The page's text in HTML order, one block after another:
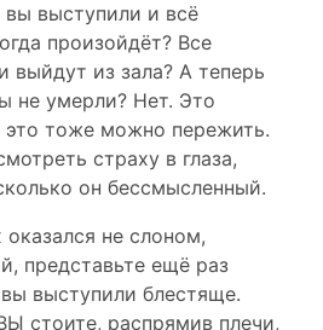
вы выступили и всё
произойдёт? Все
выйдут из зала? А теперь
не умерли? Нет. Это
это тоже можно пережить.
страху в глаза,
он бессмысленный.
оказался не слоном,
представьте ещё раз
выступили блестяще.
стоите, распрямив плечи,